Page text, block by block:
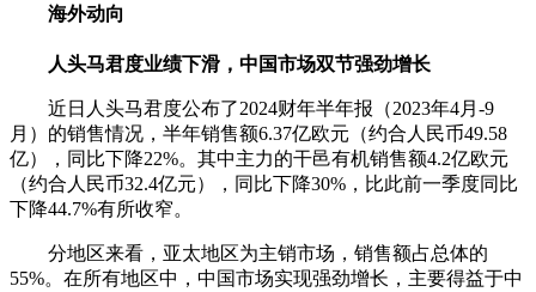
海外动向
人头马君度业绩下滑，中国市场双节强劲增长
近日人头马君度公布了2024财年半年报（2023年4月-9
月）的销售情况，半年销售额6.37亿欧元（约合人民币49.58
亿），同比下降22%。其中主力的干邑有机销售额4.2亿欧元
（约合人民币32.4亿元），同比下降30%，比此前一季度同比
下降44.7%有所收窄。
分地区来看，亚太地区为主销市场，销售额占总体的
55%。在所有地区中，中国市场实现强劲增长，主要得益于中